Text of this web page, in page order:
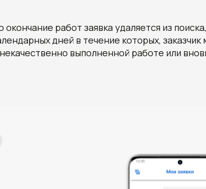
окончание работ заявка удаляется из
дней в течение которых,
выполненной работе или